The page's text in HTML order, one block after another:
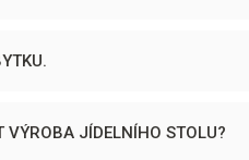
JÍDELNÍHO STOLU?